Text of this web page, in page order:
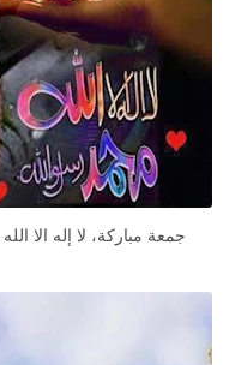
جمعة مباركة، لا إله الا